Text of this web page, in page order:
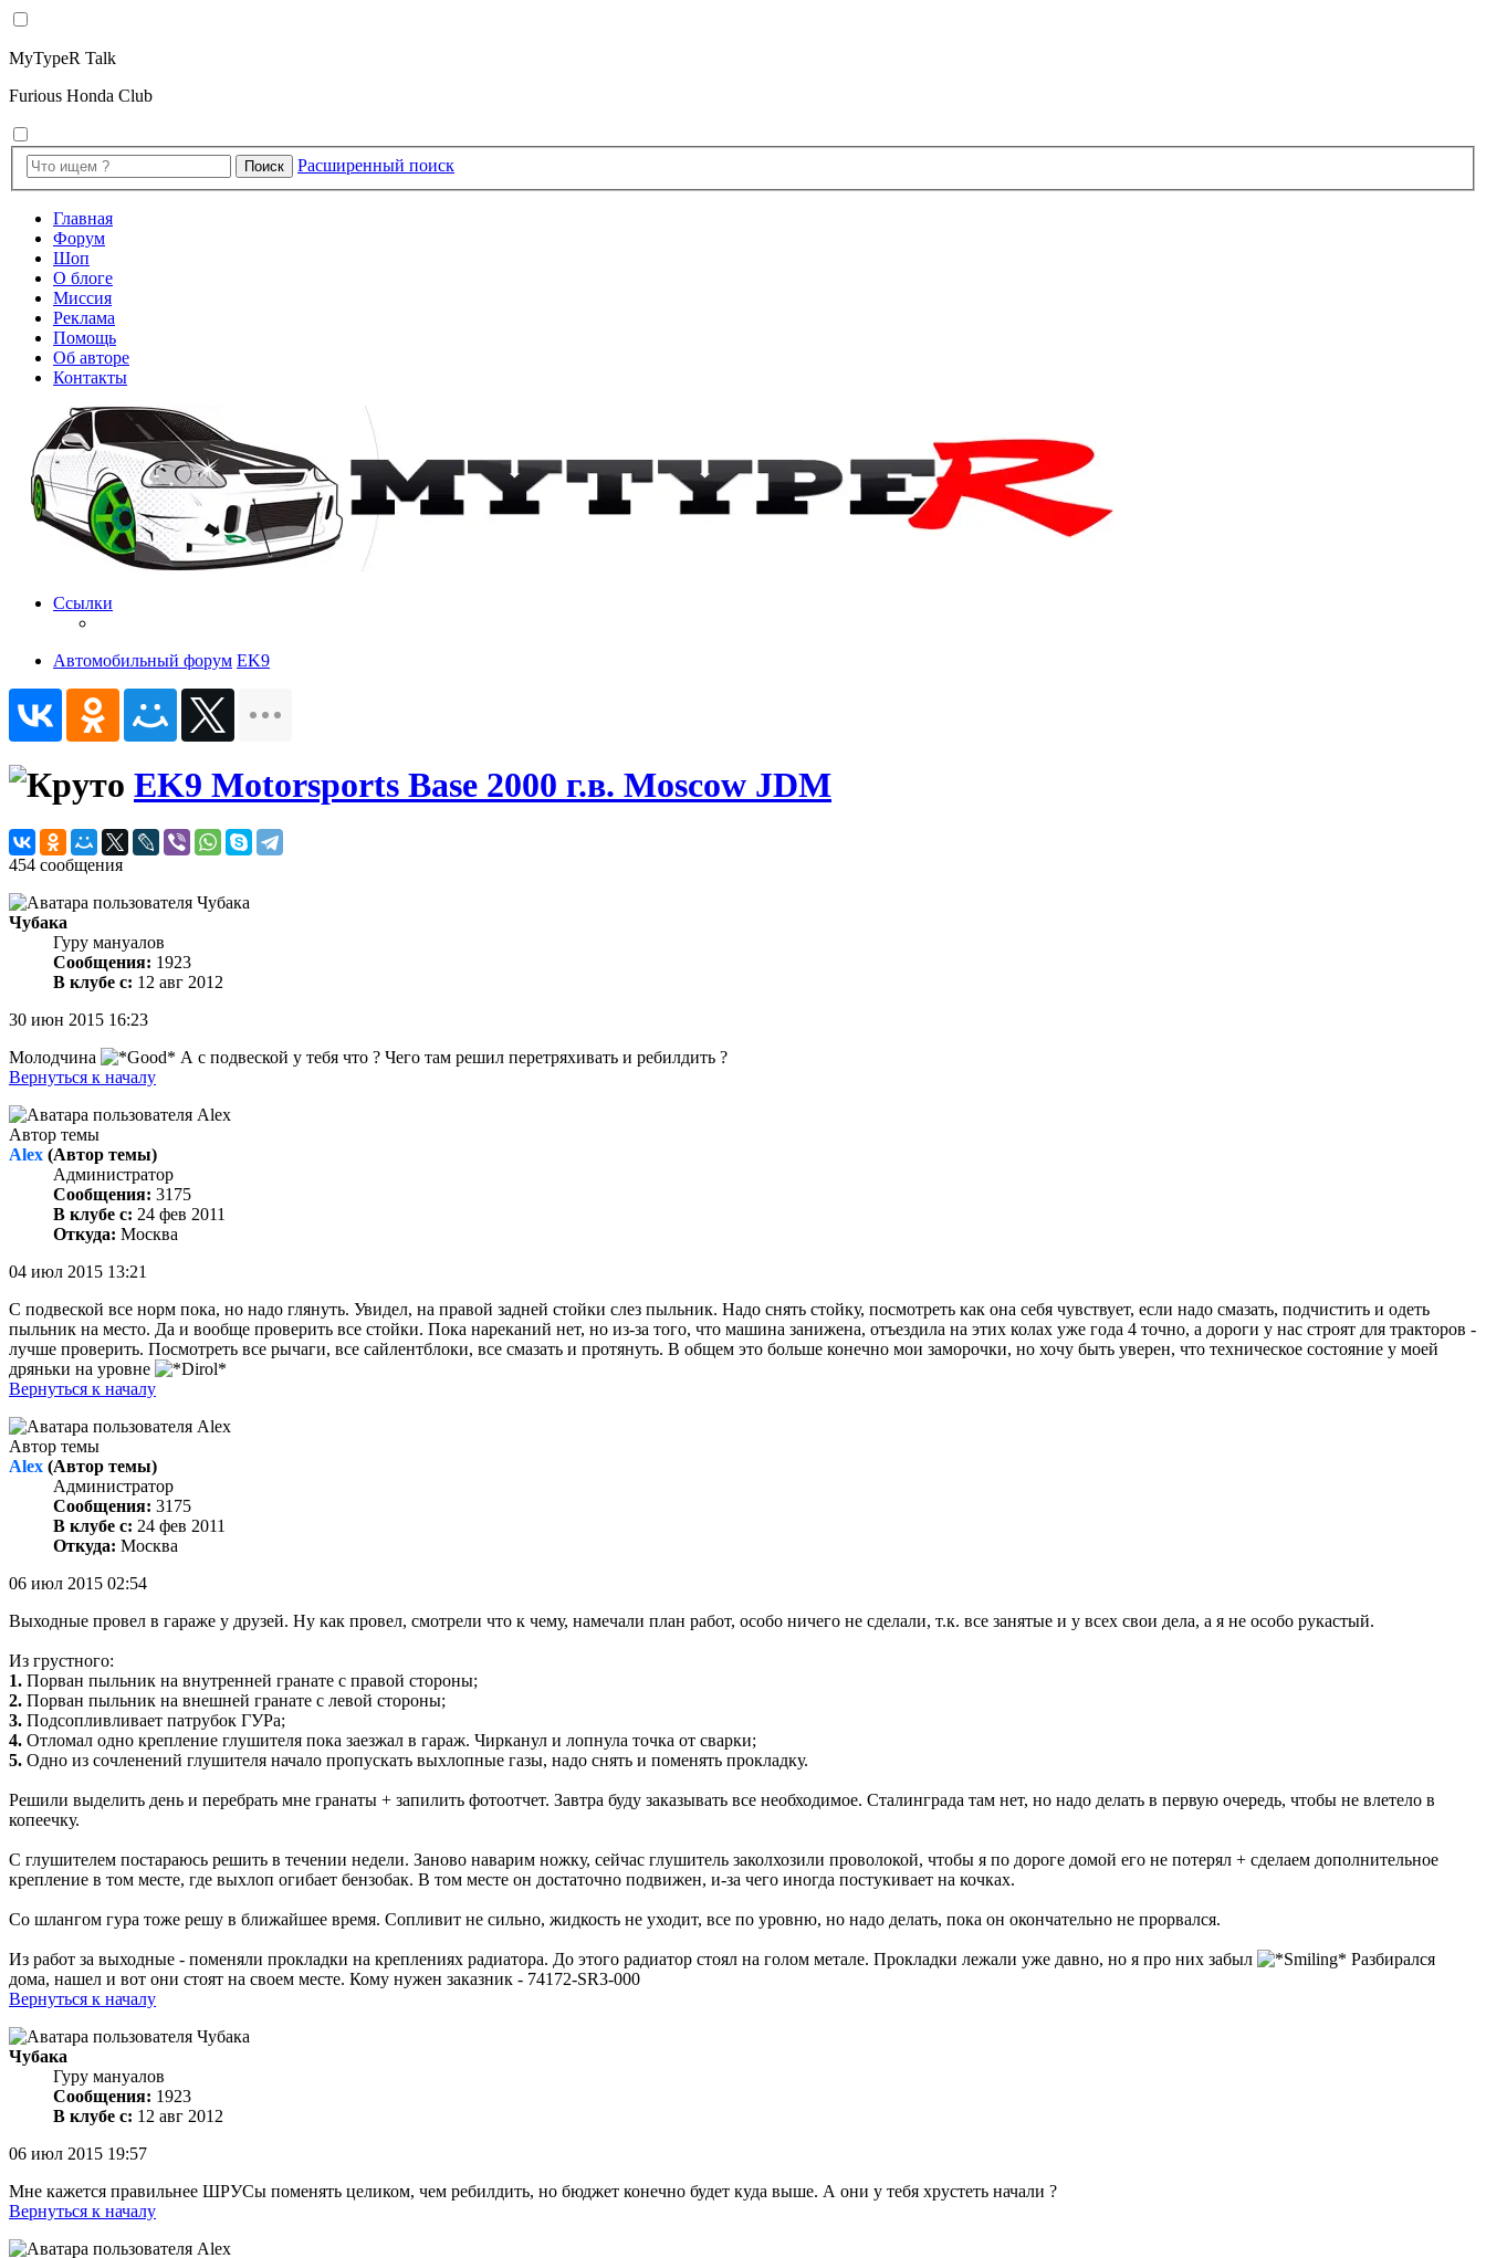
MyTypeR Talk
Furious Honda Club
Поиск Расширенный поиск
Главная
Форум
Шоп
О блоге
Миссия
Реклама
Помощь
Об авторе
Контакты
Ссылки
Автомобильный форум EK9
EK9 Motorsports Base 2000 г.в. Moscow JDM
454 сообщения
Чубака
Гуру мануалов
Сообщения: 1923
В клубе с: 12 авг 2012
30 июн 2015 16:23
Молодчина
А с подвеской у тебя что ? Чего там решил перетряхивать и ребилдить ?
Вернуться к началу
Автор темы
Alex (Автор темы)
Администратор
Сообщения: 3175
В клубе с: 24 фев 2011
Откуда: Москва
04 июл 2015 13:21
С подвеской все норм пока, но надо глянуть. Увидел, на правой задней стойки слез пыльник. Надо снять стойку, посмотреть как она себя чувствует, если надо смазать, подчистить и одеть
пыльник на место. Да и вообще проверить все стойки. Пока нареканий нет, но из-за того, что машина занижена, отъездила на этих колах уже года 4 точно, а дороги у нас строят для тракторов -
лучше проверить. Посмотреть все рычаги, все сайлентблоки, все смазать и протянуть. В общем это больше конечно мои заморочки, но хочу быть уверен, что техническое состояние у моей
дряньки на уровне
Вернуться к началу
Автор темы
Alex (Автор темы)
Администратор
Сообщения: 3175
В клубе с: 24 фев 2011
Откуда: Москва
06 июл 2015 02:54
Выходные провел в гараже у друзей. Ну как провел, смотрели что к чему, намечали план работ, особо ничего не сделали, т.к. все занятые и у всех свои дела, а я не особо рукастый.
Из грустного:
1. Порван пыльник на внутренней гранате с правой стороны;
2. Порван пыльник на внешней гранате с левой стороны;
3. Подсопливливает патрубок ГУРа;
4. Отломал одно крепление глушителя пока заезжал в гараж. Чирканул и лопнула точка от сварки;
5. Одно из сочленений глушителя начало пропускать выхлопные газы, надо снять и поменять прокладку.
Решили выделить день и перебрать мне гранаты + запилить фотоотчет. Завтра буду заказывать все необходимое. Сталинграда там нет, но надо делать в первую очередь, чтобы не влетело в
копеечку.
С глушителем постараюсь решить в течении недели. Заново наварим ножку, сейчас глушитель заколхозили проволокой, чтобы я по дороге домой его не потерял + сделаем дополнительное
крепление в том месте, где выхлоп огибает бензобак. В том месте он достаточно подвижен, и-за чего иногда постукивает на кочках.
Со шлангом гура тоже решу в ближайшее время. Сопливит не сильно, жидкость не уходит, все по уровню, но надо делать, пока он окончательно не прорвался.
Из работ за выходные - поменяли прокладки на креплениях радиатора. До этого радиатор стоял на голом метале. Прокладки лежали уже давно, но я про них забыл
Разбирался
дома, нашел и вот они стоят на своем месте. Кому нужен заказник - 74172-SR3-000
Вернуться к началу
Чубака
Гуру мануалов
Сообщения: 1923
В клубе с: 12 авг 2012
06 июл 2015 19:57
Мне кажется правильнее ШРУСы поменять целиком, чем ребилдить, но бюджет конечно будет куда выше. А они у тебя хрустеть начали ?
Вернуться к началу